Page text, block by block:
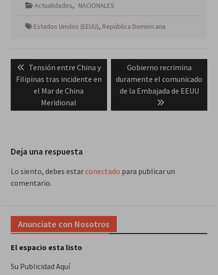
Actualidades, NACIONALES
Estados Unidos (EEUU), República Dominicana
Navegación
de
entradas
Previous
post:
Tensión entre China y
Filipinas tras incidente en
el Mar de China
Meridional
Next
post:
Gobierno recrimina
duramente el comunicado
de la Embajada de EEUU
Deja una respuesta
Lo siento, debes estarconectado para publicar un
comentario.
Anunciate con Nosotros
El espacio esta listo
Su Publicidad Aquí